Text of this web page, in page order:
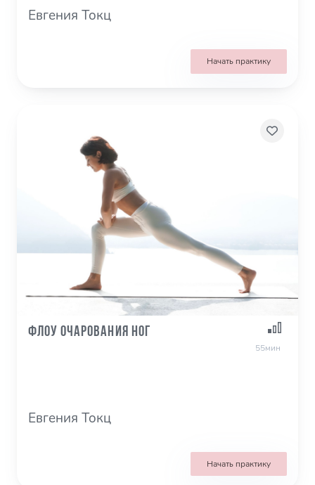
Евгения Токц
Начать практику
Флоу очарования ног
55мин
Евгения Токц
Начать практику